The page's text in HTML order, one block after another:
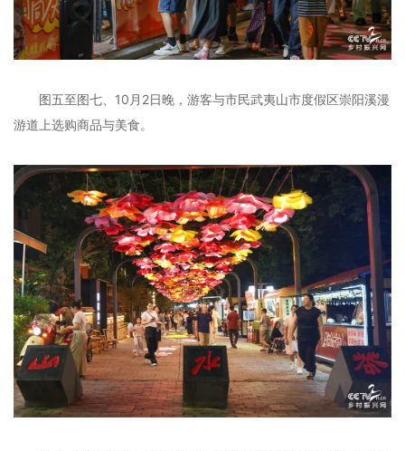
图五至图七、10月2日晚，游客与市民武夷山市度假区崇阳溪漫
游道上选购商品与美食。